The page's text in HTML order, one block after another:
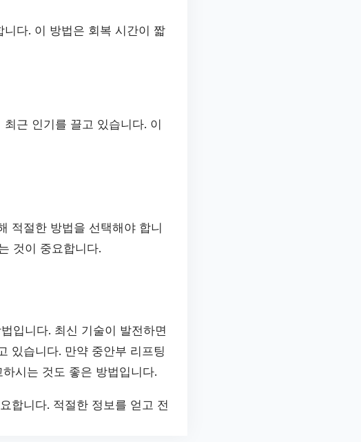
다. 이 방법은 회복 시간이 짧
근 인기를 끌고 있습니다. 이
적절한 방법을 선택해야 합니
것이 중요합니다.
입니다. 최신 기술이 발전하면
있습니다. 만약 중안부 리프팅
시는 것도 좋은 방법입니다.
합니다. 적절한 정보를 얻고 전